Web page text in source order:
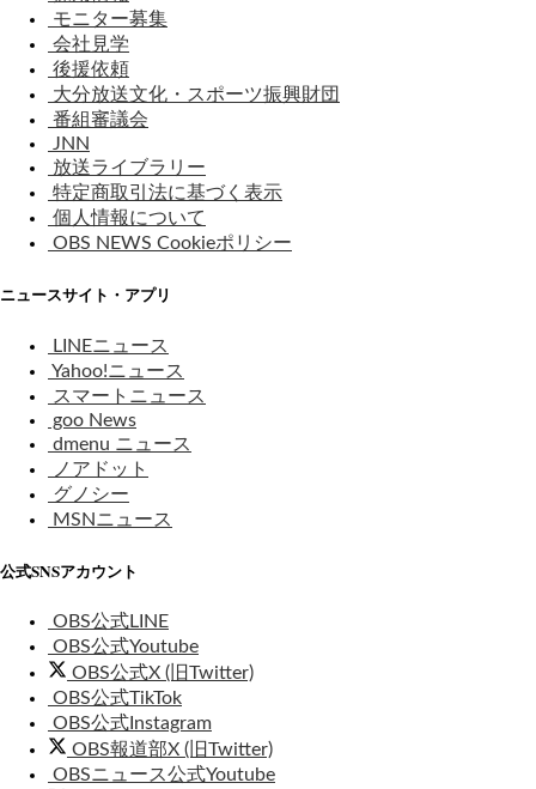
モニター募集
会社見学
後援依頼
大分放送文化・スポーツ振興財団
番組審議会
JNN
放送ライブラリー
特定商取引法に基づく表示
個人情報について
OBS NEWS Cookieポリシー
ニュースサイト・アプリ
LINEニュース
Yahoo!ニュース
スマートニュース
goo News
dmenu ニュース
ノアドット
グノシー
MSNニュース
公式SNSアカウント
OBS公式LINE
OBS公式Youtube
OBS公式X (旧Twitter)
OBS公式TikTok
OBS公式Instagram
OBS報道部X (旧Twitter)
OBSニュース公式Youtube